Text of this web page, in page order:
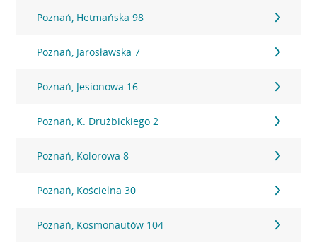
Poznań, Hetmańska 98
Poznań, Jarosławska 7
Poznań, Jesionowa 16
Poznań, K. Drużbickiego 2
Poznań, Kolorowa 8
Poznań, Kościelna 30
Poznań, Kosmonautów 104